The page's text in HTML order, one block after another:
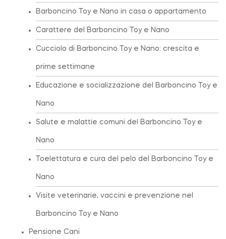
Barboncino Toy e Nano in casa o appartamento
Carattere del Barboncino Toy e Nano
Cucciolo di Barboncino Toy e Nano: crescita e
prime settimane
Educazione e socializzazione del Barboncino Toy e
Nano
Salute e malattie comuni del Barboncino Toy e
Nano
Toelettatura e cura del pelo del Barboncino Toy e
Nano
Visite veterinarie, vaccini e prevenzione nel
Barboncino Toy e Nano
Pensione Cani